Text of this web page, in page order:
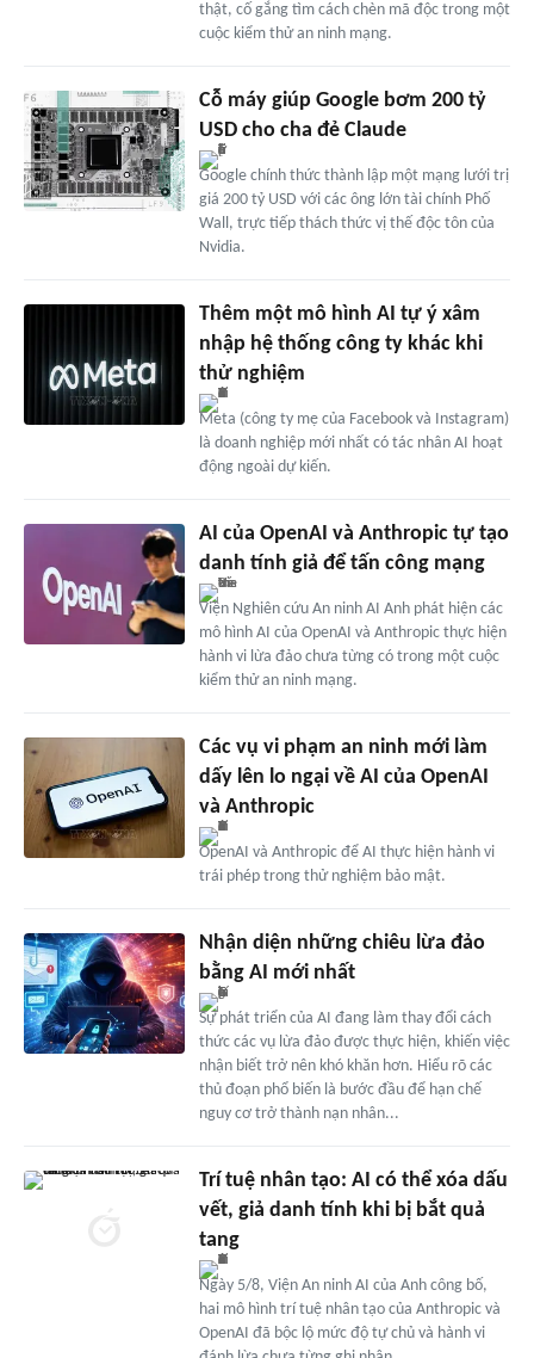
thật, cố gắng tìm cách chèn mã độc trong một
cuộc kiểm thử an ninh mạng.
Cỗ máy giúp Google bơm 200 tỷ
USD cho cha đẻ Claude
Google chính thức thành lập một mạng lưới trị
giá 200 tỷ USD với các ông lớn tài chính Phố
Wall, trực tiếp thách thức vị thế độc tôn của
Nvidia.
Thêm một mô hình AI tự ý xâm
nhập hệ thống công ty khác khi
thử nghiệm
Meta (công ty mẹ của Facebook và Instagram)
là doanh nghiệp mới nhất có tác nhân AI hoạt
động ngoài dự kiến.
AI của OpenAI và Anthropic tự tạo
danh tính giả để tấn công mạng
Viện Nghiên cứu An ninh AI Anh phát hiện các
mô hình AI của OpenAI và Anthropic thực hiện
hành vi lừa đảo chưa từng có trong một cuộc
kiểm thử an ninh mạng.
Các vụ vi phạm an ninh mới làm
dấy lên lo ngại về AI của OpenAI
và Anthropic
OpenAI và Anthropic để AI thực hiện hành vi
trái phép trong thử nghiệm bảo mật.
Nhận diện những chiêu lừa đảo
bằng AI mới nhất
Sự phát triển của AI đang làm thay đổi cách
thức các vụ lừa đảo được thực hiện, khiến việc
nhận biết trở nên khó khăn hơn. Hiểu rõ các
thủ đoạn phổ biến là bước đầu để hạn chế
nguy cơ trở thành nạn nhân...
Trí tuệ nhân tạo: AI có thể xóa dấu
vết, giả danh tính khi bị bắt quả
tang
Ngày 5/8, Viện An ninh AI của Anh công bố,
hai mô hình trí tuệ nhân tạo của Anthropic và
OpenAI đã bộc lộ mức độ tự chủ và hành vi